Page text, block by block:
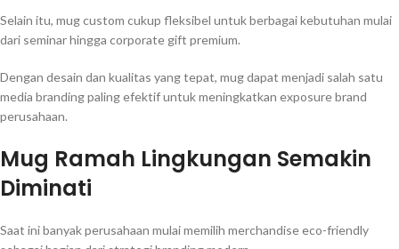
Selain itu, mug custom cukup fleksibel untuk berbagai kebutuhan mulai
dari seminar hingga corporate gift premium.
Dengan desain dan kualitas yang tepat, mug dapat menjadi salah satu
media branding paling efektif untuk meningkatkan exposure brand
perusahaan.
Mug Ramah Lingkungan Semakin
Diminati
Saat ini banyak perusahaan mulai memilih merchandise eco-friendly